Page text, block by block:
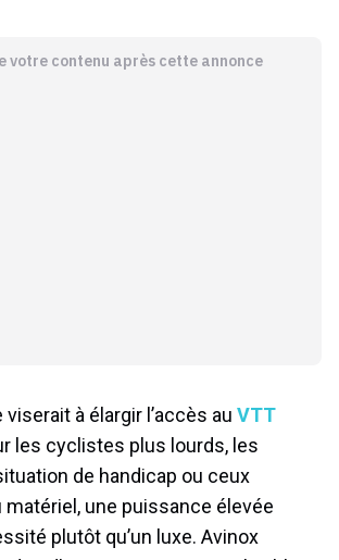
votre contenu après cette annonce
à élargir l’accès au VTT
les cyclistes plus lourds, les
de handicap ou ceux
une puissance élevée
plutôt qu’un luxe. Avinox